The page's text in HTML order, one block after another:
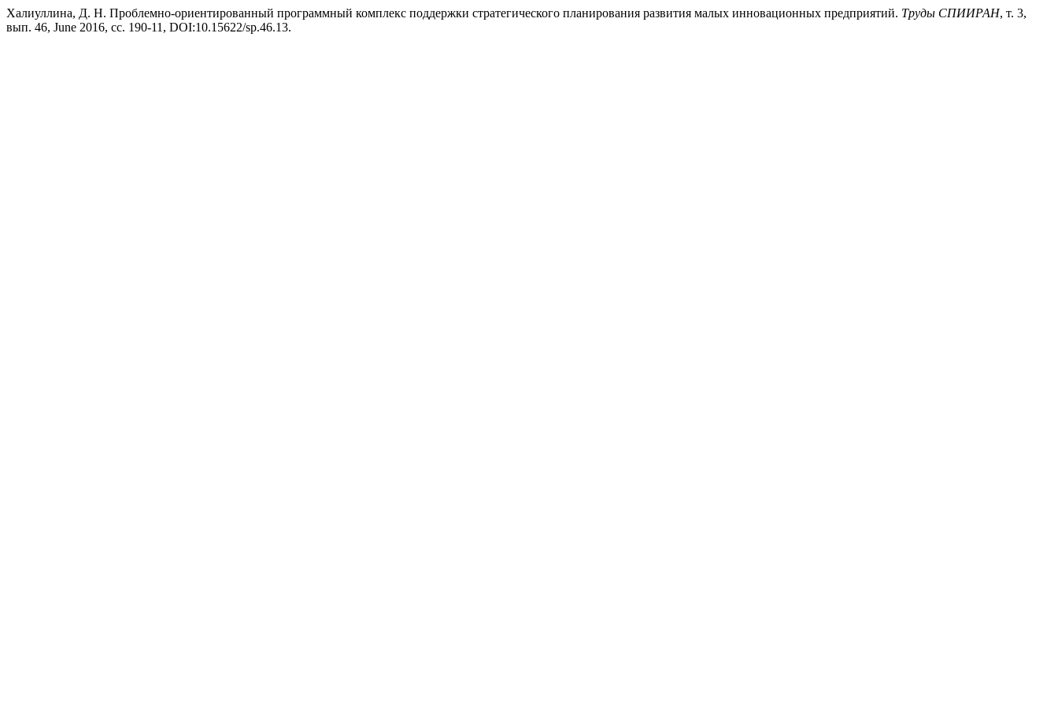
Халиуллина, Д. Н. Проблемно-ориентированный программный комплекс поддержки стратегического планирования развития малых инновационных предприятий. Труды СПИИРАН, т. 3,
вып. 46, June 2016, сс. 190-11, DOI:10.15622/sp.46.13.